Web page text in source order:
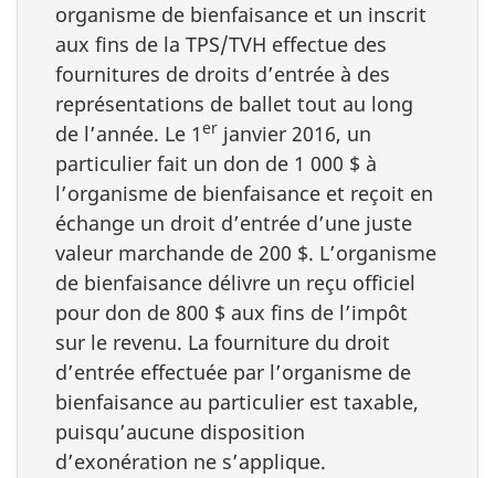
organisme de bienfaisance et un inscrit
aux fins de la TPS/TVH effectue des
fournitures de droits d’entrée à des
représentations de ballet tout au long
de l’année. Le 1er janvier 2016, un
particulier fait un don de 1 000 $ à
l’organisme de bienfaisance et reçoit en
échange un droit d’entrée d’une juste
valeur marchande de 200 $. L’organisme
de bienfaisance délivre un reçu officiel
pour don de 800 $ aux fins de l’impôt
sur le revenu. La fourniture du droit
d’entrée effectuée par l’organisme de
bienfaisance au particulier est taxable,
puisqu’aucune disposition
d’exonération ne s’applique.